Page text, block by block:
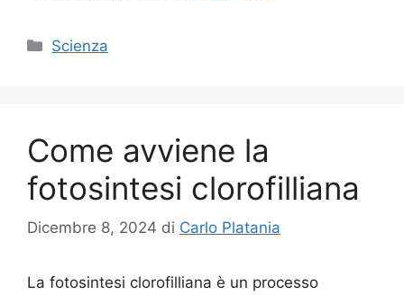
Categorie
Scienza
Come avviene la
fotosintesi clorofilliana
Dicembre 8, 2024 di Carlo Platania
La fotosintesi clorofilliana è un processo